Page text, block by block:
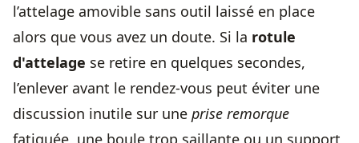
l’attelage amovible sans outil laissé en place
alors que vous avez un doute. Si la rotule
d'attelage se retire en quelques secondes,
l’enlever avant le rendez-vous peut éviter une
discussion inutile sur une prise remorque
fatiguée, une boule trop saillante ou un support